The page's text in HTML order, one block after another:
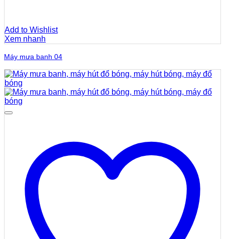
Add to Wishlist
Xem nhanh
Máy mưa banh 04